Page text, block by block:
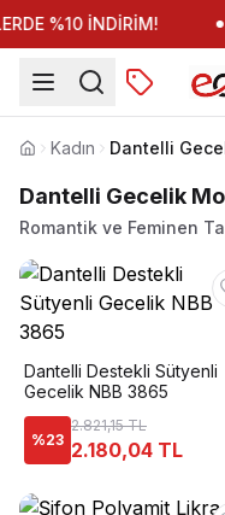
%10 İNDİRİM!
Anasayfa
Kadın Dantelli
Dantelli Gecelik
Romantik ve Feminen
Dantelli Destekli Sütyenli
Gecelik NBB 3865
%23
2.821,15 TL
2.180,04 TL